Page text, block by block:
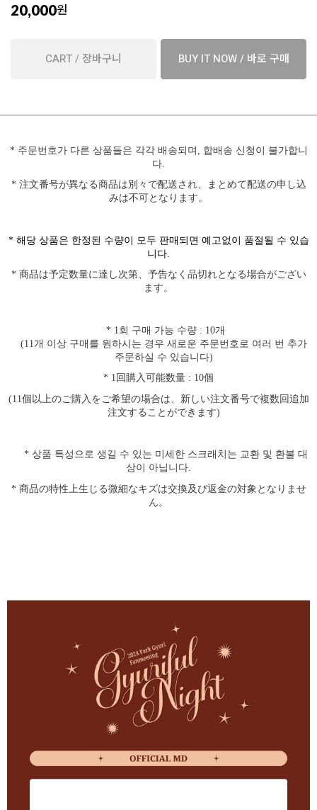
20,000원
CART / 장바구니 BUY IT NOW / 바로 구매
* 주문번호가 다른 상품들은 각각 배송되며
합배송 신청이 불가합니
다
* 注文番号が異なる商品は別々で配送され、まとめて配送の申し込
みは不可となります。
* 해당 상품은 한정된 수량이 모두 판매되면 예고없이 품절될 수 있습
니다
* 商品は予定数量に達し次第、予告なく品切れとなる場合がござい
ます。
* 1 회 구매 가능 수량 : 10개
(11 개 이상 구매를 원하시는 경우 새로운 주문번호로 여러 번 추가
주문하실 수 있습니다)
* 1回購入可能数量 : 10個
(11個以上のご購入をご希望の場合は、新しい注文番号で複数回追加
注文することができます)
* 상품 특성으로 생길 수 있는 미세한 스크래치는 교환 및 환불 대
상이 아닙니다.
* 商品の特性上生じる微細なキズは交換及び返金の対象となりませ
ん。